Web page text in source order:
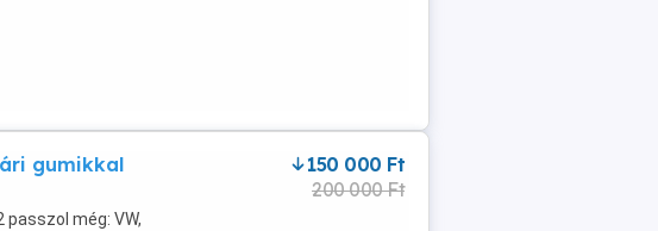
gumikkal
passzol még: VW,
150 000 Ft
200 000 Ft